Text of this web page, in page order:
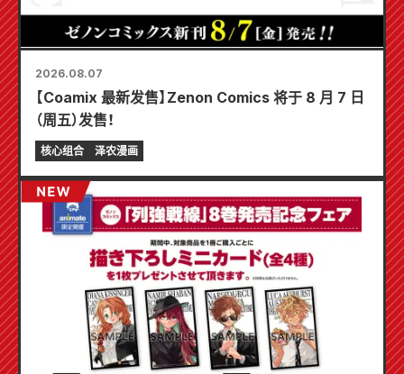
2026.08.07
【Coamix 最新发售】Zenon Comics 将于 8 月 7 日
（周五）发售！
核心组合 泽农漫画